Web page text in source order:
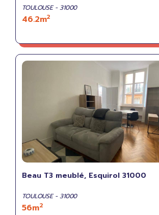
TOULOUSE - 31000
46.2m2
Beau T3 meublé, Esquirol 31000
TOULOUSE - 31000
56m2